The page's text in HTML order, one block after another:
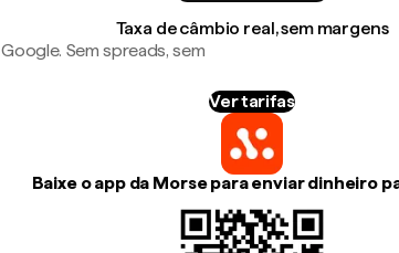
Taxa de câmbio real, sem margens
Sem spreads, sem
Ver tarifas
Baixe o app da Morse para enviar dinheiro